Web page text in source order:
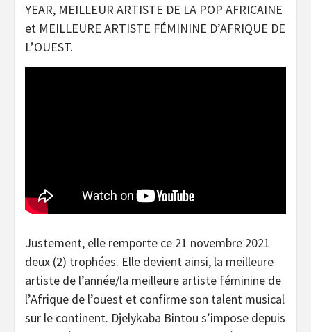
YEAR, MEILLEUR ARTISTE DE LA POP AFRICAINE
et MEILLEURE ARTISTE FÉMININE D’AFRIQUE DE
L’OUEST.
Justement, elle remporte ce 21 novembre 2021
deux (2) trophées. Elle devient ainsi, la meilleure
artiste de l’année/la meilleure artiste féminine de
l’Afrique de l’ouest et confirme son talent musical
sur le continent. Djelykaba Bintou s’impose depuis